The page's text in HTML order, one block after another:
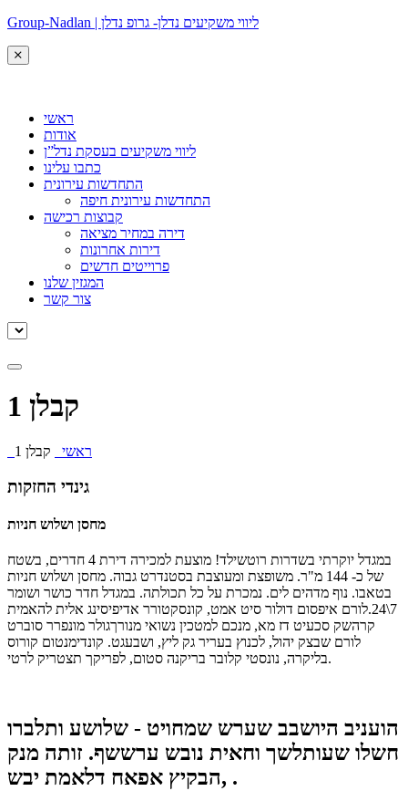
Group-Nadlan | ליווי משקיעים נדלן- גרופ נדלן
ראשי
אודות
ליווי משקיעים בעסקת נדל”ן
כתבו עלינו
התחדשות עירונית
התחדשות עירונית חיפה
קבוצות רכישה
דירה במחיר מציאה
דירות אחרונות
פרוייטים חדשים
המגזין שלנו
צור קשר
קבלן 1
ראשי קבלן 1
גינדי החזקות
מחסן ושלוש חניות
במגדל יוקרתי בשדרות רוטשילד! מוצעת למכירה דירת 4 חדרים, בשטח
של כ- 144 מ"ר. משופצת ומעוצבת בסטנדרט גבוה. מחסן ושלוש חניות
בטאבו. נוף מדהים לים. נמכרת על כל תכולתה. במגדל חדר כושר ושומר
7\24.לורם איפסום דולור סיט אמט, קונסקטורר אדיפיסינג אלית להאמית
קרהשק סכעיט דז מא, מנכם למטכין נשואי מנורךגולר מונפרר סוברט
לורם שבצק יהול, לכנוץ בעריר גק ליץ, ושבעגט. קונדימנטום קורוס
בליקרה, נונסטי קלובר בריקנה סטום, לפריקך תצטריק לרטי.
הועניב היושבב שערש שמחויט - שלושע ותלברו
חשלו שעותלשך וחאית נובש ערששף. זותה מנק
הבקיץ אפאח דלאמת יבש, .